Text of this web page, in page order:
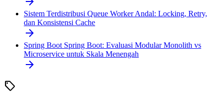
Sistem Terdistribusi Queue Worker Andal: Locking, Retry,
dan Konsistensi Cache
arrow_forward
Spring Boot Spring Boot: Evaluasi Modular Monolith vs
Microservice untuk Skala Menengah
arrow_forward
sell